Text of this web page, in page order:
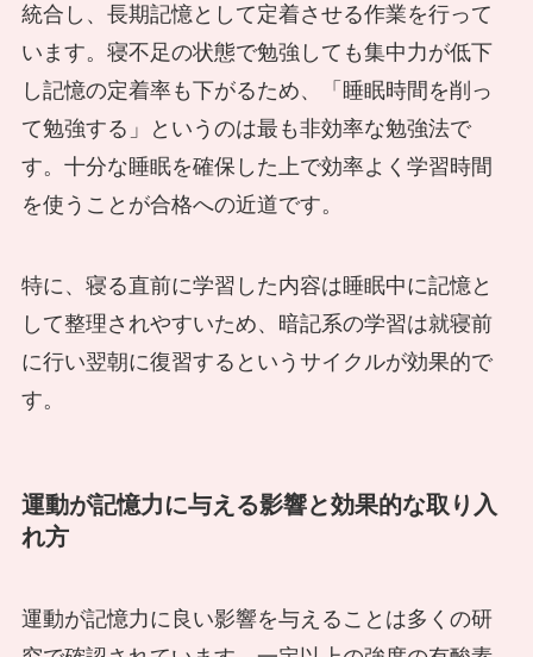
統合し、長期記憶として定着させる作業を行って
います。寝不足の状態で勉強しても集中力が低下
し記憶の定着率も下がるため、「睡眠時間を削っ
て勉強する」というのは最も非効率な勉強法で
す。十分な睡眠を確保した上で効率よく学習時間
を使うことが合格への近道です。
特に、寝る直前に学習した内容は睡眠中に記憶と
して整理されやすいため、暗記系の学習は就寝前
に行い翌朝に復習するというサイクルが効果的で
す。
運動が記憶力に与える影響と効果的な取り入
れ方
運動が記憶力に良い影響を与えることは多くの研